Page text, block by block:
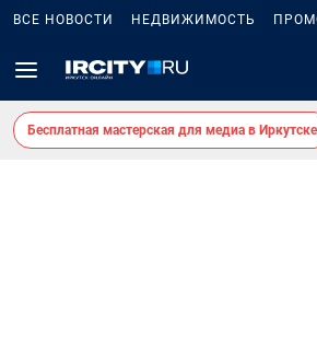
ВСЕ НОВОСТИ НЕДВИЖИМОСТЬ
Бесплатная мастерская для медиа в Иркутске